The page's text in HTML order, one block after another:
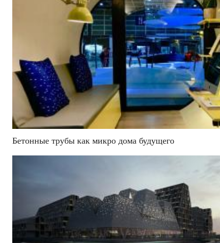
Бетонные трубы как микро дома будущего